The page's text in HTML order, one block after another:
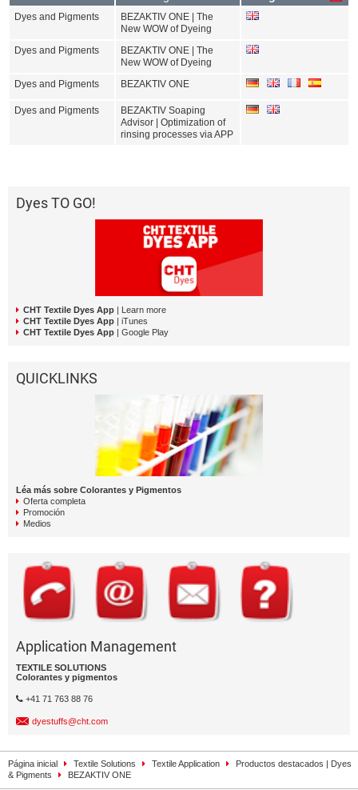
Dyes and Pigments
BEZAKTIV ONE | The
New WOW of Dyeing
Dyes and Pigments
BEZAKTIV ONE | The
New WOW of Dyeing
Dyes and Pigments
BEZAKTIV ONE
Dyes and Pigments
BEZAKTIV Soaping
Advisor | Optimization of
rinsing processes via APP
Dyes TO GO!
CHT Textile Dyes App | Learn more
CHT Textile Dyes App | iTunes
CHT Textile Dyes App | Google Play
QUICKLINKS
Léa más sobre Colorantes y Pigmentos
Oferta completa
Promoción
Medios
Application Management
TEXTILE SOLUTIONS
Colorantes y pigmentos
+41 71 763 88 76
dyestuffs@cht.com
Página inicial Textile Solutions Textile Application
Productos destacados | Dyes
& Pigments
BEZAKTIV ONE